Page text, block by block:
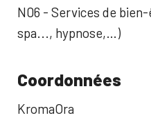
N06 - Services de
spa..., hypnose,…)
Coordonnées
KromaOra